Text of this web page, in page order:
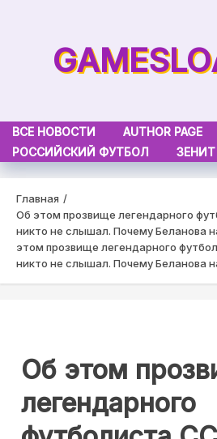
ВСЕ НОВОСТИ AUTHOR PAGE
РОССИЙСКИЙ ФУТБОЛ
ЗЕНИТ
Главная
Об этом прозвище легендарного
никто не слышал. Почему Беланова
этом прозвище легендарного
никто не слышал. Почему Беланова
Об этом
легендарного